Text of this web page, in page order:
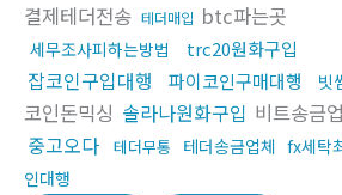
결제테더전송 테더매입 btc파는곳
세무조사피하는방법 trc20원화구입
잡코인구입대행 파이코인구매대행 빗
코인돈믹싱 솔라나원화구입 비트송금
중고오다
테더무통 테더송금업체 fx세탁
인대행